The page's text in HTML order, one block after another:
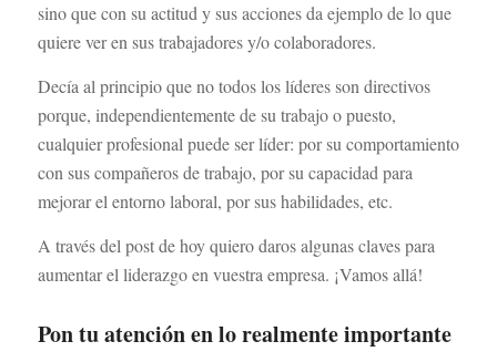
sino que con su actitud y sus acciones da ejemplo de lo que
quiere ver en sus trabajadores y/o colaboradores.
Decía al principio que no todos los líderes son directivos
porque, independientemente de su trabajo o puesto,
cualquier profesional puede ser líder: por su comportamiento
con sus compañeros de trabajo, por su capacidad para
mejorar el entorno laboral, por sus habilidades, etc.
A través del post de hoy quiero daros algunas claves para
aumentar el liderazgo en vuestra empresa. ¡Vamos allá!
Pon tu atención en lo realmente importante